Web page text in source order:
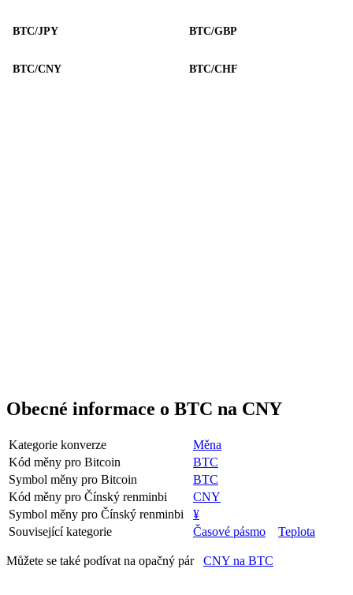
BTC/JPY BTC/GBP
BTC/CNY BTC/CHF
Obecné informace o BTC na CNY
Kategorie konverze
Měna
Kód měny pro Bitcoin
BTC
Symbol měny pro Bitcoin
BTC
Kód měny pro Čínský renminbi
CNY
Symbol měny pro Čínský renminbi
¥
Související kategorie
Časové pásmo Teplota
Můžete se také podívat na opačný pár CNY na BTC